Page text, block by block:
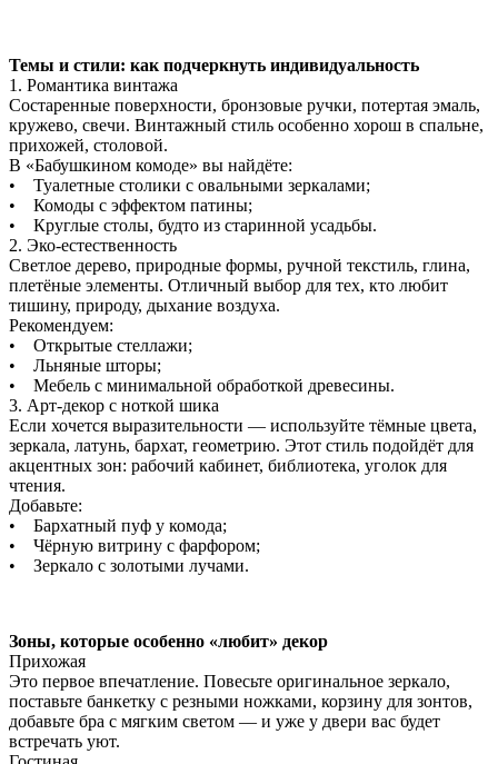
Темы и стили: как подчеркнуть индивидуальность
1. Романтика винтажа
Состаренные поверхности, бронзовые ручки, потертая эмаль,
кружево, свечи. Винтажный стиль особенно хорош в спальне,
прихожей, столовой.
В «Бабушкином комоде» вы найдёте:
• Туалетные столики с овальными зеркалами;
• Комоды с эффектом патины;
• Круглые столы, будто из старинной усадьбы.
2. Эко-естественность
Светлое дерево, природные формы, ручной текстиль, глина,
плетёные элементы. Отличный выбор для тех, кто любит
тишину, природу, дыхание воздуха.
Рекомендуем:
• Открытые стеллажи;
• Льняные шторы;
• Мебель с минимальной обработкой древесины.
3. Арт-декор с ноткой шика
Если хочется выразительности — используйте тёмные цвета,
зеркала, латунь, бархат, геометрию. Этот стиль подойдёт для
акцентных зон: рабочий кабинет, библиотека, уголок для
чтения.
Добавьте:
• Бархатный пуф у комода;
• Чёрную витрину с фарфором;
• Зеркало с золотыми лучами.
Зоны, которые особенно «любит» декор
Прихожая
Это первое впечатление. Повесьте оригинальное зеркало,
поставьте банкетку с резными ножками, корзину для зонтов,
добавьте бра с мягким светом — и уже у двери вас будет
встречать уют.